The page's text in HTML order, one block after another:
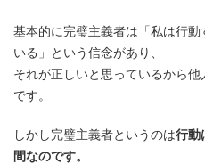
基本的に完璧主義者は「私は行
いる」という信念があり、
それが正しいと思っているから
です。
しかし完璧主義者というのは行動
間なのです。